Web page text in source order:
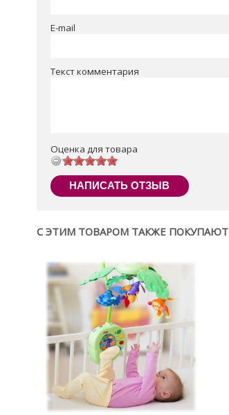
E-mail
Текст комментария
Оценка для товара
НАПИСАТЬ ОТЗЫВ
С ЭТИМ ТОВАРОМ ТАКЖЕ ПОКУПАЮТ